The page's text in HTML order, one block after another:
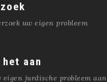
uw eigen probleem
aan
eigen jurdische probleem aan